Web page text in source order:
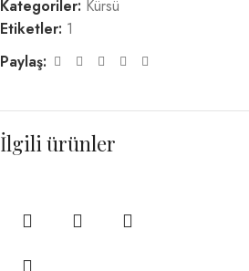
Kategoriler: Kürsü
Etiketler: 1
Paylaş:
İlgili ürünler